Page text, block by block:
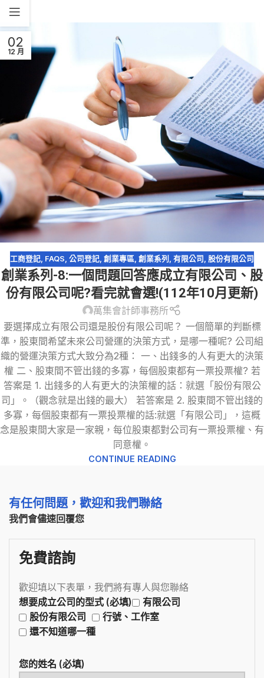
02
12 月
工商登記 FAQS 公司登記 創業專區 創業系列 有限公司 股份有限公司
創業系列-8:一個問題回答應成立有限公司、股
份有限公司呢?看完就會選!(112年10月更新)
萬集會計師事務所
要選擇成立有限公司還是股份有限公司呢？ 一個簡單的判斷標
準，股東間希望未來公司營運的決策方式，是哪一種呢? 公司組
織的營運決策方式大致分為2種： 一、出錢多的人有更大的決策
權 二、股東間不管出錢的多寡，每個股東都有一票投票權? 若
答案是 1. 出錢多的人有更大的決策權的話：就選「股份有限公
司」。（觀念就是出錢的最大） 若答案是 2. 股東間不管出錢的
多寡，每個股東都有一票投票權的話:就選「有限公司」，這概
念是股東間大家是一家親，每位股東都對公司有一票投票權、有
同意權。
CONTINUE READING
有任何問題，歡迎和我們聯絡
我們會儘速回覆您
免費諮詢
歡迎填以下表單，我們將有專人與您聯絡
想要成立公司的型式 (必填)
有限公司
股份有限公司
行號、工作室
還不知道哪一種
您的姓名 (必填)